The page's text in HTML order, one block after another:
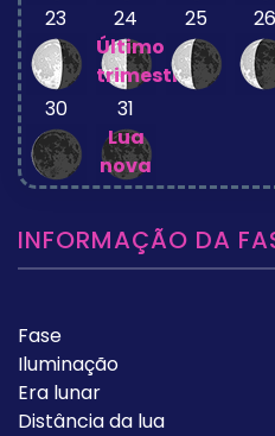
23
24
Último
trimestre
25 26
30
31
Lua
nova
INFORMAÇÃO DA
Fase
Iluminação
Era lunar
Distância da lua